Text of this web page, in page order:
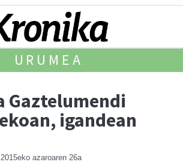
URUMEA
Gaztelumendi
igandean
2015eko azaroaren 26a